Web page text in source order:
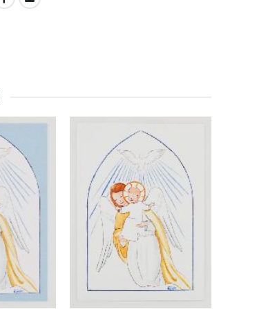
-20%
Eau de Lourdes 1 Litre
€12.00
-20%
€12.00